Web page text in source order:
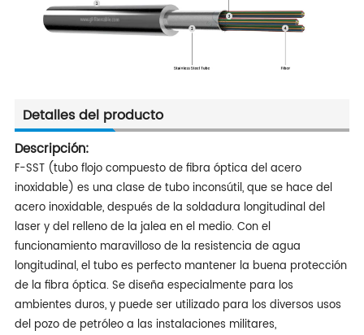
Detalles del producto
Descripción:
F-SST (tubo flojo compuesto de fibra óptica del acero
inoxidable) es una clase de tubo inconsútil, que se hace del
acero inoxidable, después de la soldadura longitudinal del
laser y del relleno de la jalea en el medio. Con el
funcionamiento maravilloso de la resistencia de agua
longitudinal, el tubo es perfecto mantener la buena protección
de la fibra óptica. Se diseña especialmente para los
ambientes duros, y puede ser utilizado para los diversos usos
del pozo de petróleo a las instalaciones militares,